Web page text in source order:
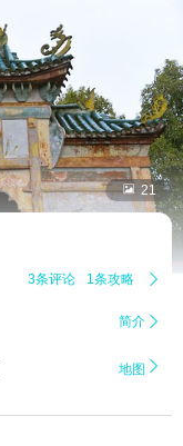
 21
3条评论 1条攻略 
简介 
地图 